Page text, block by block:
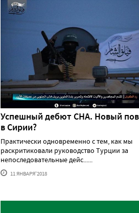
Успешный дебют СНА. Новый
в Сирии?
Практически одновременно с тем, как мы
раскритиковали руководство Турции за
непоследовательные дейс......
11 ЯНВАРЯ'2018